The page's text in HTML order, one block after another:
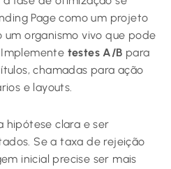
Page como um projeto
um organismo vivo que pode
testes A/B para
chamadas para ação
e layouts.
hipótese clara e ser
Se a taxa de rejeição
inicial precise ser mais